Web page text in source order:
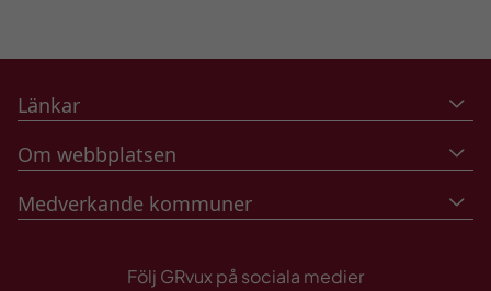
Länkar
Om webbplatsen
Medverkande kommuner
Följ GRvux på sociala medier